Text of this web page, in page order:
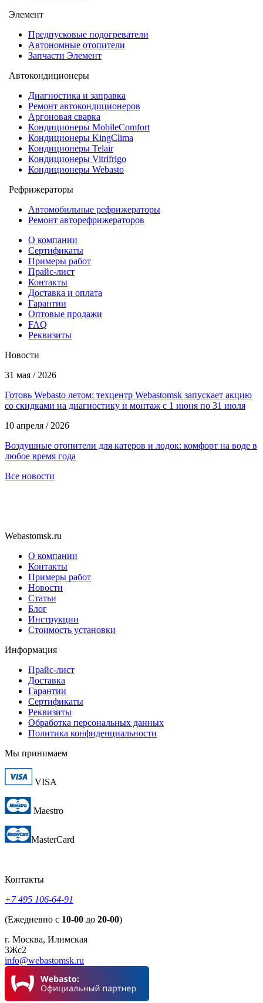
Элемент
Предпусковые подогреватели
Автономные отопители
Запчасти Элемент
Автокондиционеры
Диагностика и заправка
Ремонт автокондиционеров
Аргоновая сварка
Кондиционеры MobileComfort
Кондиционеры KingClima
Кондиционеры Telair
Кондиционеры Vitrifrigo
Кондиционеры Webasto
Рефрижераторы
Автомобильные рефрижераторы
Ремонт авторефрижераторов
О компании
Сертификаты
Примеры работ
Прайс-лист
Контакты
Доставка и оплата
Гарантии
Оптовые продажи
FAQ
Реквизиты
Новости
31 мая / 2026
Готовь Webasto летом: техцентр Webastomsk запускает акцию
со скидками на диагностику и монтаж с 1 июня по 31 июля
10 апреля / 2026
Воздушные отопители для катеров и лодок: комфорт на воде в
любое время года
Все новости
Webastomsk.ru
О компании
Контакты
Примеры работ
Новости
Статьи
Блог
Инструкции
Стоимость установки
Информация
Прайс-лист
Доставка
Гарантии
Сертификаты
Реквизиты
Обработка персональных данных
Политика конфиденциальности
Мы принимаем
VISA
Maestro
MasterCard
Контакты
+7 495 106-64-91
(Ежедневно с 10-00 до 20-00)
г. Москва, Илимская
3Жс2
info@webastomsk.ru